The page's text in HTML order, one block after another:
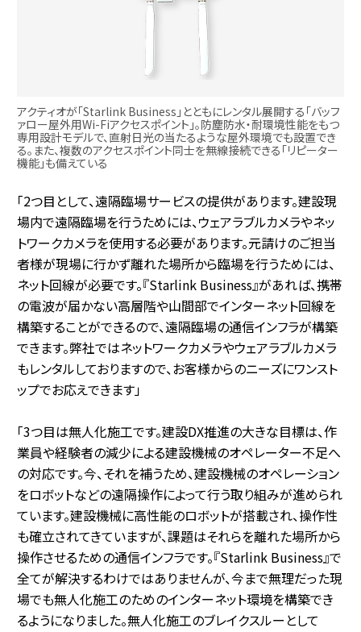
アクティオが「Starlink Business」とともにレンタル展開する「バッフ
ァロー屋外用Wi-Fiアクセスポイント」。防塵防水・耐環境性能をもつ
専用設計モデルで、直射日光の当たるような屋外環境でも設置でき
る。また、複数のアクセスポイント同士を無線接続できる「リピーター
機能」も備えている
「2つ目として、遠隔臨場サービスの提供があります。建設現
場内で遠隔臨場を行うためには、ウェアラブルカメラやネッ
トワークカメラを使用する必要があります。元請けのご担当
者様が現場に行かず離れた場所から臨場を行うためには、
ネット回線が必要です。『Starlink Business』があれば、携帯
の電波が届かない高層階や山間部でインターネット回線を
構築することができるので、遠隔臨場の通信インフラが構築
できます。弊社ではネットワークカメラやウェアラブルカメラ
もレンタルしておりますので、お客様からのニーズにワンスト
ップでお応えできます」
「3つ目は無人化施工です。建設DX推進の大きな目標は、作
業員や経験者の減少による建設機械のオペレーター不足へ
の対応です。今、それを補うため、建設機械のオペレーション
をロボットなどの遠隔操作によって行う取り組みが進められ
ています。建設機械に高性能のロボットが搭載され、操作性
も確立されてきていますが、課題はそれらを離れた場所から
操作させるための通信インフラです。『Starlink Business』で
全てが解決するわけではありませんが、今まで無理だった現
場でも無人化施工のためのインターネット環境を構築でき
るようになりました。無人化施工のブレイクスルーとして